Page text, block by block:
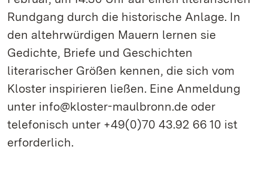
Rundgang durch die historische Anlage. In
den altehrwürdigen Mauern lernen sie
Gedichte, Briefe und Geschichten
literarischer Größen kennen, die sich vom
Kloster inspirieren ließen. Eine Anmeldung
unter info@kloster-maulbronn.de oder
telefonisch unter +49(0)70 43.92 66 10 ist
erforderlich.